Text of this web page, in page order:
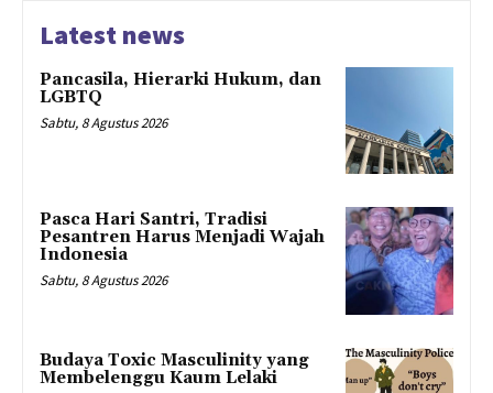
Latest news
Pancasila, Hierarki Hukum, dan
LGBTQ
Sabtu, 8 Agustus 2026
Pasca Hari Santri, Tradisi
Pesantren Harus Menjadi Wajah
Indonesia
Sabtu, 8 Agustus 2026
Budaya Toxic Masculinity yang
Membelenggu Kaum Lelaki